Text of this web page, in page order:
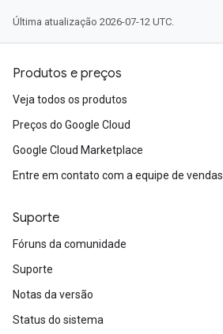
Última atualização 2026-07-12 UTC.
Produtos e preços
Veja todos os produtos
Preços do Google Cloud
Google Cloud Marketplace
Entre em contato com a equipe de vendas.
Suporte
Fóruns da comunidade
Suporte
Notas da versão
Status do sistema